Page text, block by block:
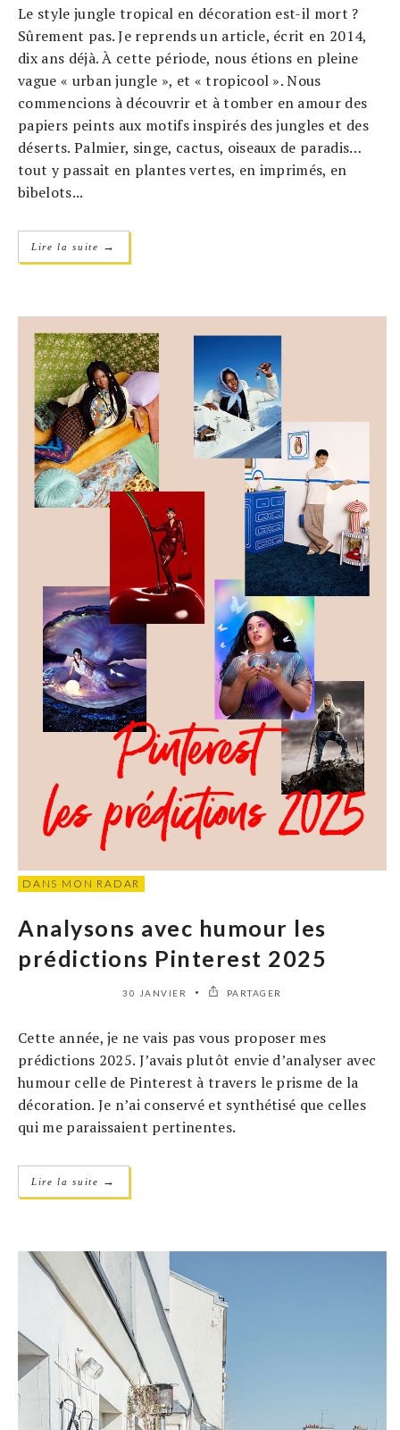
Le style jungle tropical en décoration est-il mort ?
Sûrement pas. Je reprends un article, écrit en 2014,
dix ans déjà. À cette période, nous étions en pleine
vague « urban jungle », et « tropicool ». Nous
commencions à découvrir et à tomber en amour des
papiers peints aux motifs inspirés des jungles et des
déserts. Palmier, singe, cactus, oiseaux de paradis…
tout y passait en plantes vertes, en imprimés, en
bibelots...
Lire la suite →
DANS MON RADAR
Analysons avec humour les
prédictions Pinterest 2025
30 JANVIER PARTAGER
Cette année, je ne vais pas vous proposer mes
prédictions 2025. J’avais plutôt envie d’analyser avec
humour celle de Pinterest à travers le prisme de la
décoration. Je n’ai conservé et synthétisé que celles
qui me paraissaient pertinentes.
Lire la suite →